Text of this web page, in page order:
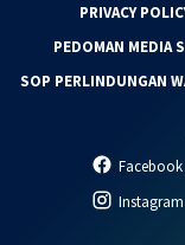
PRIVACY
PEDOMAN MEDIA
SOP PERLINDUNGAN
Facebook
Instagram